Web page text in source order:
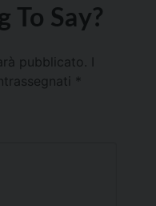
To Say?
pubblicato.
*